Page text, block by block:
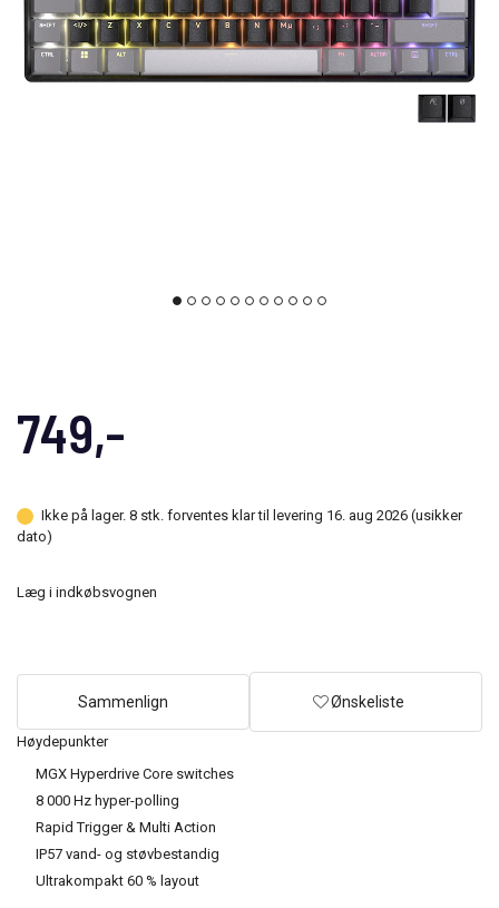
Høydepunkter
MGX Hyperdrive Core switches
8 000 Hz hyper-polling
Rapid Trigger & Multi Action
IP57 vand- og støvbestandig
Ultrakompakt 60 % layout
749,-
Ikke på lager. 8 stk. forventes klar til levering 16. aug 2026 (usikker
dato)
Læg i indkøbsvognen
Sammenlign Ønskeliste